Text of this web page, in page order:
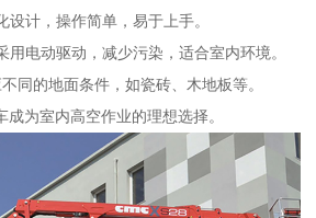
计，操作简单，易于上手。
用电动驱动，减少污染，适合室内环境。
同的地面条件，如瓷砖、木地板等。
为室内高空作业的理想选择。